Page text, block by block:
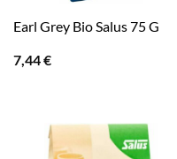
Earl Grey Bio Salus 75 G
7,44€